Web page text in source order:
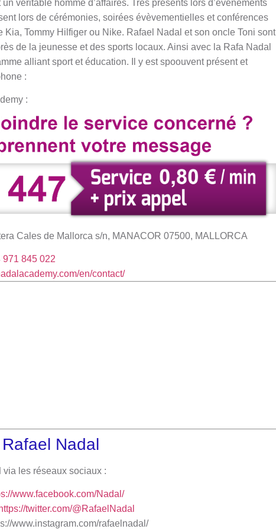
véritable homme d’affaires. Très présents lors d’événements
lors de cérémonies, soirées évèvementielles et conférences
Tommy Hilfiger ou Nike. Rafael Nadal et son oncle Toni sont
de la jeunesse et des sports locaux. Ainsi avec la Rafa Nadal
alliant sport et éducation. Il y est spoouvent présent et
:
:
Cales de Mallorca s/n, MANACOR 07500, MALLORCA
971 845 022
en/contact/
Nadal
via les réseaux sociaux :
www.facebook.com/Nadal/
https://twitter.com/@RafaelNadal
www.instagram.com/rafaelnadal/